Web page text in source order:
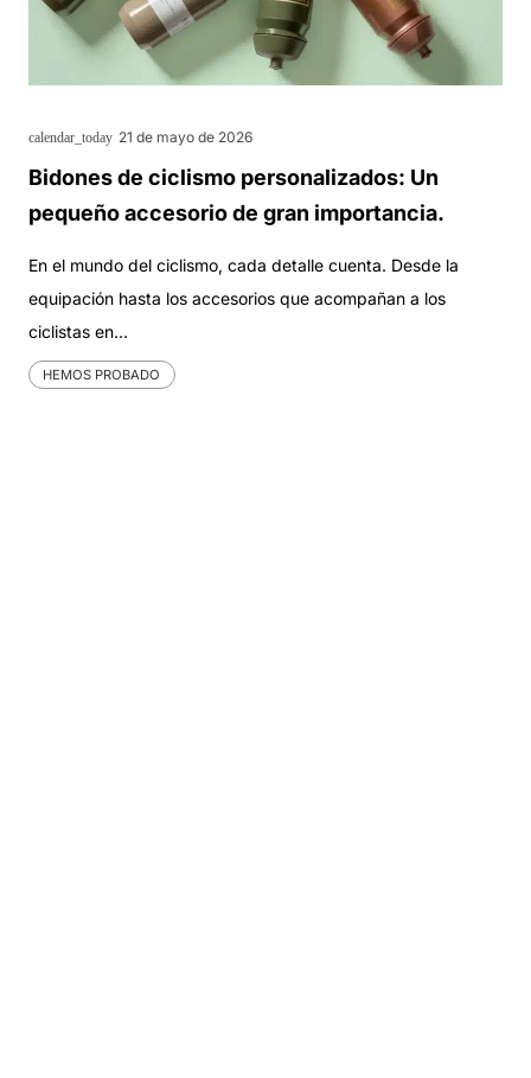
calendar_today 21 de mayo de 2026
Bidones de ciclismo personalizados: Un
pequeño accesorio de gran importancia.
En el mundo del ciclismo, cada detalle cuenta. Desde la
equipación hasta los accesorios que acompañan a los
ciclistas en…
HEMOS PROBADO